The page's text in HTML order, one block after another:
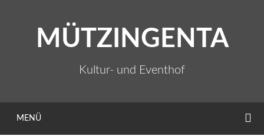
MÜTZINGENTA
Kultur- und Eventhof
MENÜ